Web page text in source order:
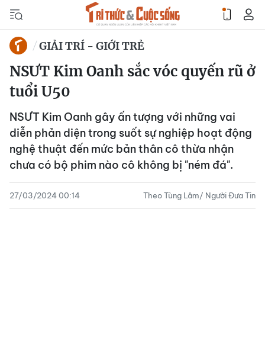
GIẢI TRÍ - GIỚI TRẺ
NSƯT Kim Oanh sắc vóc quyến rũ ở
tuổi U50
NSƯT Kim Oanh gây ấn tượng với những vai
diễn phản diện trong suốt sự nghiệp hoạt động
nghệ thuật đến mức bản thân cô thừa nhận
chưa có bộ phim nào cô không bị "ném đá".
27/03/2024 00:14 Theo Tùng Lâm/ Người Đưa Tin